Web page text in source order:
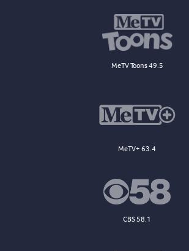
MeTV Toons 49.5
MeTV+ 63.4
CBS 58.1